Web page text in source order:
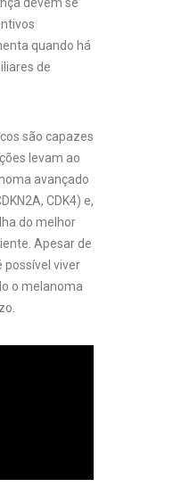
quando há
de
são capazes
levam ao
avançado
CDK4) e,
do melhor
Apesar de
possível viver
o melanoma